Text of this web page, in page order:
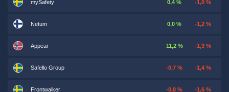
mySafety 0,4 % -1,0 %
Netum 0,0 % -1,2 %
Appear 11,2 % -1,3 %
Safello Group -0,7 % -1,4 %
Frontwalker -0,8 % -1,6 %